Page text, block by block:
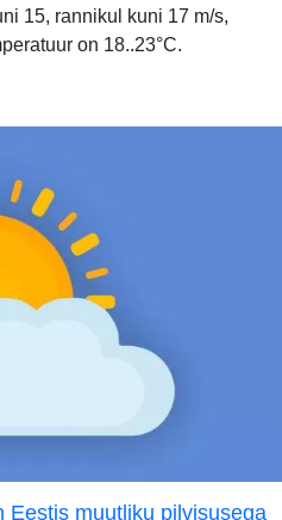
15, rannikul kuni 17 m/s,
on 18..23°C.
Eestis muutliku pilvisusega